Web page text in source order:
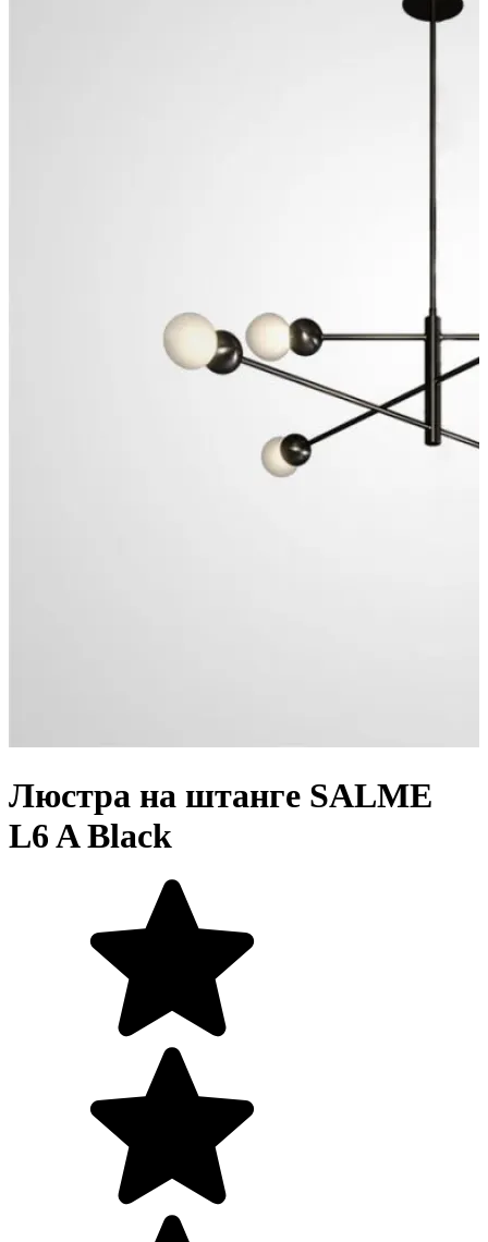
Люстра на штанге SALME
L6 A Black